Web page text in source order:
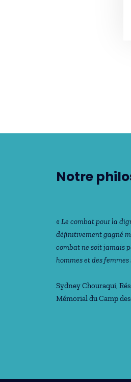
Notre
« Le combat pour la
déﬁnitivement gagné
combat ne soit jamais
hommes et des
Sydney Chouraqui,
Mémorial du Camp